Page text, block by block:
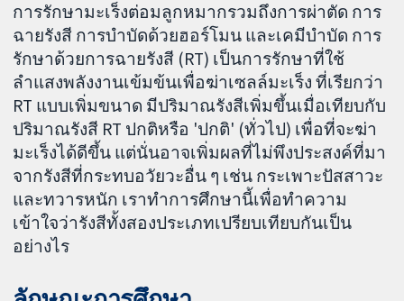
การรักษามะเร็งต่อมลูกหมากรวมถึงการผ่าตัด การ
ฉายรังสี การบำบัดด้วยฮอร์โมน และเคมีบำบัด การ
รักษาด้วยการฉายรังสี (RT) เป็นการรักษาที่ใช้
ลำแสงพลังงานเข้มข้นเพื่อฆ่าเซลล์มะเร็ง ที่เรียกว่า
RT แบบเพิ่มขนาด มีปริมาณรังสีเพิ่มขึ้นเมื่อเทียบกับ
ปริมาณรังสี RT ปกติหรือ 'ปกติ' (ทั่วไป) เพื่อที่จะฆ่า
มะเร็งได้ดีขึ้น แต่นั่นอาจเพิ่มผลที่ไม่พึงประสงค์ที่มา
จากรังสีที่กระทบอวัยวะอื่น ๆ เช่น กระเพาะปัสสาวะ
และทวารหนัก เราทำการศึกษานี้เพื่อทำความ
เข้าใจว่ารังสีทั้งสองประเภทเปรียบเทียบกันเป็น
อย่างไร